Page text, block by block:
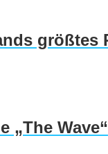
größtes
„The Wave“